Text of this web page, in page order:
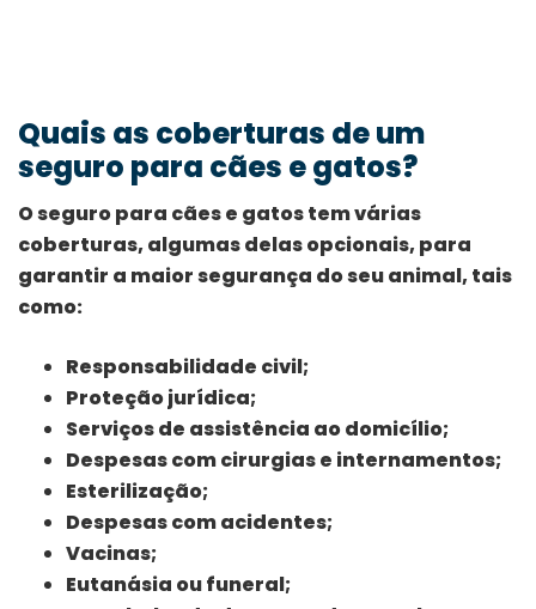
Quais as coberturas de um
seguro para cães e gatos?
O seguro para cães e gatos tem várias
coberturas, algumas delas opcionais, para
garantir a maior segurança do seu animal, tais
como:
Responsabilidade civil;
Proteção jurídica;
Serviços de assistência ao domicílio;
Despesas com cirurgias e internamentos;
Esterilização;
Despesas com acidentes;
Vacinas;
Eutanásia ou funeral;